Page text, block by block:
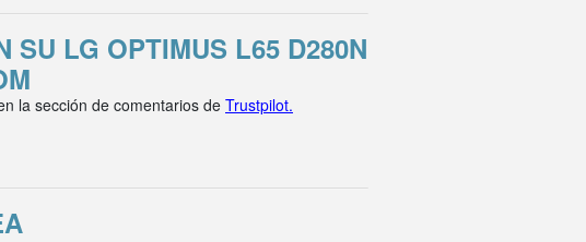
SU LG OPTIMUS L65 D280N
la sección de comentarios deTrustpilot.